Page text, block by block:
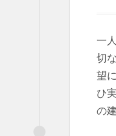
一
切
望
ひ
の